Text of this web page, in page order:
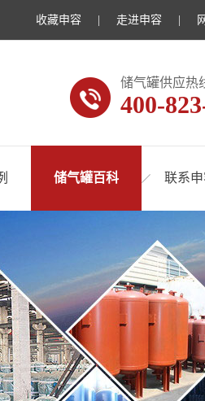
收藏申容 走进申容
储气罐供应热
400-
储气罐百科 联系